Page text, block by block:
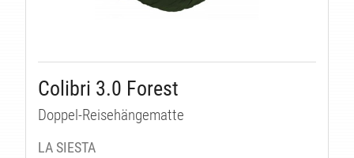
Colibri 3.0 Forest
Doppel-Reisehängematte
LA SIESTA